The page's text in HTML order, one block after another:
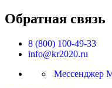
Обратная связь
8 (800) 100-49-33
info@kr2020.ru
Мессенджер